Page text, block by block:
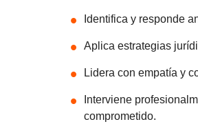
Identifica y responde
Aplica estrategias
Lidera con empatía y
Interviene
comprometido.